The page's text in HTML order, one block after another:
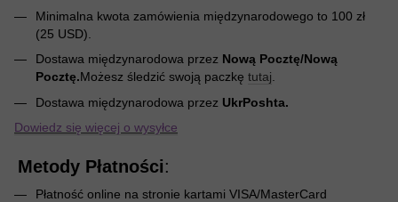
Minimalna kwota zamówienia międzynarodowego to 100 zł
(25 USD).
Dostawa międzynarodowa przez Nową Pocztę/Nową
Pocztę.Możesz śledzić swoją paczkę tutaj
Dostawa międzynarodowa przez UkrPoshta.
Dowiedz się więcej o wysyłce
Metody Płatności:
Płatność online na stronie kartami VISA/MasterCard